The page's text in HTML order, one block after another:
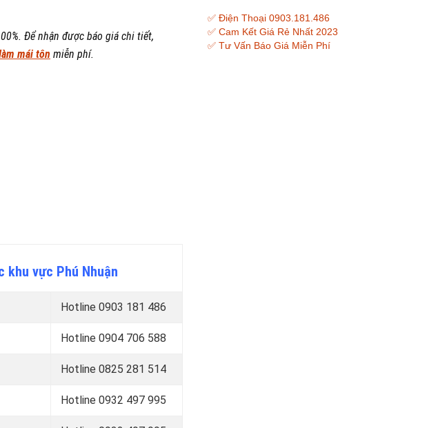
Để nhận được báo giá chi tiết,
mái tôn miễn phí.
khu vực Phú Nhuận
Hotline 0903 181 486
Hotline 0904 706 588
Hotline 0825 281 514
Hotline 0932 497 995
✅ Điện Thoại 0903.181.486
✅ Cam Kết Giá Rẻ Nhất 2023
✅ Tư Vấn Báo Giá Miễn Phí